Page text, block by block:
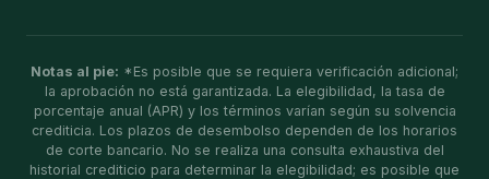
Notas al pie: *Es posible que se requiera verificación adicional;
la aprobación no está garantizada. La elegibilidad, la tasa de
porcentaje anual (APR) y los términos varían según su solvencia
crediticia. Los plazos de desembolso dependen de los horarios
de corte bancario. No se realiza una consulta exhaustiva del
historial crediticio para determinar la elegibilidad; es posible que